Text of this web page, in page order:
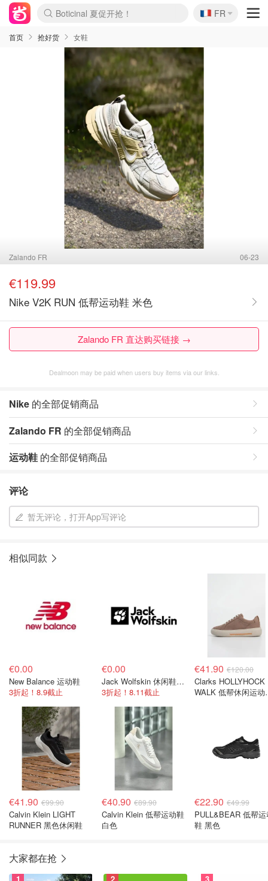
还没结束！&OtherStories大促
Joybuy变相75折 随时失效
速领！Stanley独家85折
疑似霸哥！Camper额外叠85折
Zalando 奥莱闪促！每日更新
Moncler反季囤！5折起+叠9折
Coach Brooklyn仅€192
🇫🇷
FR
首页 抢好货 女鞋
Zalando FR 06-23
€119.99
Nike V2K RUN 低帮运动鞋 米色
Zalando FR 直达购买链接 →
Dealmoon may be paid when users buy items via our links.
Nike 的全部促销商品
Zalando FR 的全部促销商品
运动鞋 的全部促销商品
评论
暂无评论，打开App写评论
相似同款
€0.00
New Balance 运动鞋
3折起！8.9截止
€0.00
Jack Wolfskin 休闲鞋 75%折扣
3折起！8.11截止
€41.90 €120.00
Clarks HOLLYHOCK
WALK 低帮休闲运动
€41.90 €99.90
Calvin Klein LIGHT
RUNNER 黑色休闲鞋
€40.90 €89.90
Calvin Klein 低帮运动鞋
白色
€22.90 €49.99
PULL&BEAR 低帮
鞋 黑色
大家都在抢